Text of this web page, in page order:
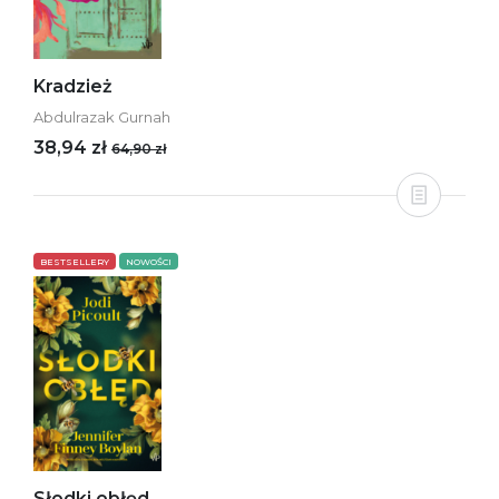
Kradzież
Abdulrazak Gurnah
38,94 zł 64,90 zł
BESTSELLERY NOWOŚCI